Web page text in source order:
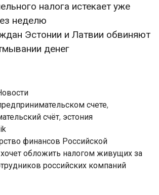
налога истекает уже
неделю
Эстонии и Латвии обвиняют
денег
счете,
счёт, эстония
финансов Российской
обложить налогом живущих за
российских компаний